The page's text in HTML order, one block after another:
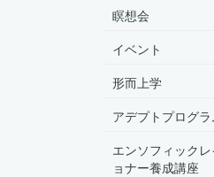
瞑想会
イベント
形而上学
アデプトプログラ
エンソフィック
ョナー養成講座